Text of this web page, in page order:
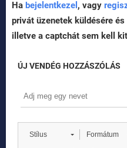
Ha bejelentkezel , vagy
privát üzenetek küldésére
illetve a captchát sem kell
ÚJ VENDÉG HOZZÁSZÓLÁS
Stílus Formátum